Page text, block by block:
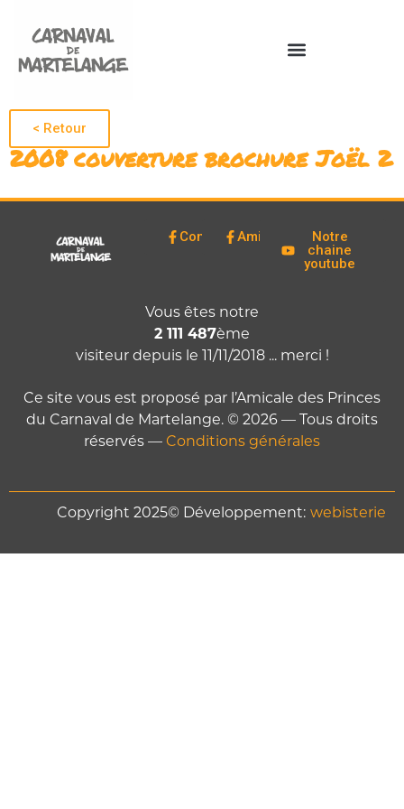
< Retour
2008 couverture brochure Joël 2
Comité Amicale
Notre
chaine
youtube
Vous êtes notre
2 111 487ème
visiteur depuis le 11/11/2018 ... merci !
Ce site vous est proposé par l’Amicale des Princes
du Carnaval de Martelange. © 2026 — Tous droits
réservés — Conditions générales
Copyright 2025© Développement: webisterie